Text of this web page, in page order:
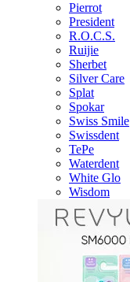
Pierrot
President
R.O.C.S.
Ruijie
Sherbet
Silver Care
Splat
Spokar
Swiss Smile
Swissdent
TePe
Waterdent
White Glo
Wisdom